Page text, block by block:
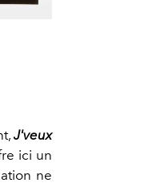
J'veux
ici un
ne